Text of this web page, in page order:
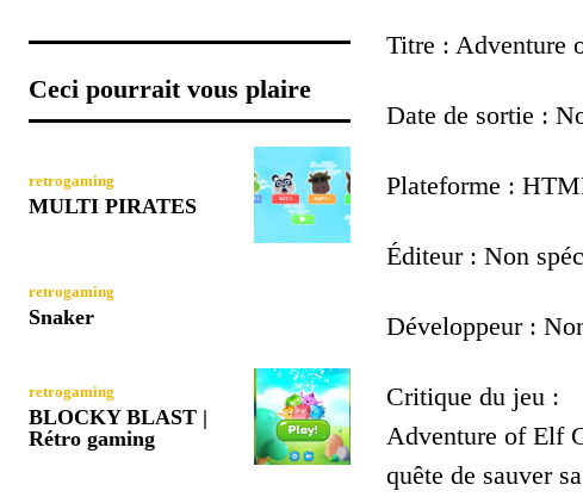
Ceci pourrait vous plaire
retrogaming
MULTI PIRATES
retrogaming
Snaker
retrogaming
BLOCKY BLAST |
Rétro gaming
Titre : Adventure
Date de sortie :
Plateforme :
Éditeur : Non
Développeur :
Critique du jeu :
Adventure of Elf
quête de sauver